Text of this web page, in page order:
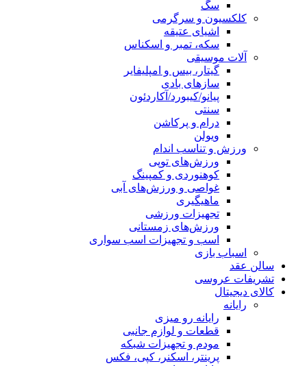
سگ
کلکسیون و سرگرمی
اشیای عتیقه
سکه، تمبر و اسکناس
آلات موسیقی
گیتار، بیس و امپلیفایر
سازهای بادی
پیانو/کیبورد/آکاردئون
سنتی
درام و پرکاشن
ویولن
ورزش و تناسب اندام
ورزش‌های توپی
کوهنوردی و کمپینگ
غواصی و ورزش‌های آبی
ماهیگیری
تجهیزات ورزشی
ورزش‌های زمستانی
اسب و تجهیزات اسب سواری
اسباب‌ بازی
سالن عقد
تشریفات عروسی
کالای دیجیتال
رایانه
رایانه رو میزی
قطعات و لوازم جانبی
مودم و تجهیزات شبکه
پرینتر، اسکنر، کپی، فکس